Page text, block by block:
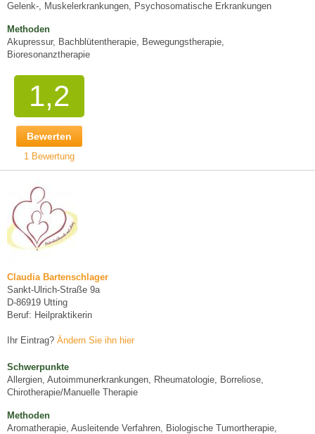
Gelenk-, Muskelerkrankungen, Psychosomatische Erkrankungen
Methoden
Akupressur, Bachblütentherapie, Bewegungstherapie,
Bioresonanztherapie
1,2
Bewerten
1 Bewertung
Claudia Bartenschlager
Sankt-Ulrich-Straße 9a
D-86919 Utting
Beruf: Heilpraktikerin
Ihr Eintrag? Ändern Sie ihn hier
Schwerpunkte
Allergien, Autoimmunerkrankungen, Rheumatologie, Borreliose,
Chirotherapie/Manuelle Therapie
Methoden
Aromatherapie, Ausleitende Verfahren, Biologische Tumortherapie,